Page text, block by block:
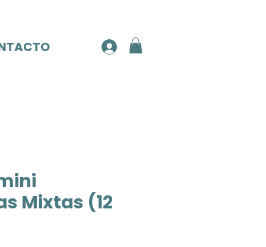
Mixtas (12